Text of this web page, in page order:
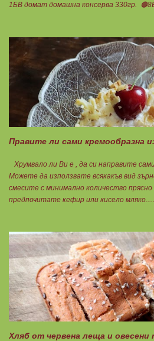
1БВ домат домашна консерва 330гр.
кайма, може изобщо да не добавяте
лука и картофите. Всичко останало с3
Пече се до готовност. Заливката е от
мляко. Цялото количество можете да
хапвате както предпочитате. Нека да
Правите ли сами кремообразна
Хрумвало ли Ви е , да си направите
Можете да използвате всякакъв вид
смесите с минимално количество
предпочитате кефир или кисело
приготвяне на всякакви плодови
разядки и салати... Ако изварата е
мазнините. Ако не е, броите като
си приготвите по- голямо количество и
за няколко дни. Част от моята закуска
кремче... 🟢1БП извара 50гр. 🟢1БВ
Ванилия Нека да ни е вкусно заедно! Люси
Хляб от червена леща и овесени